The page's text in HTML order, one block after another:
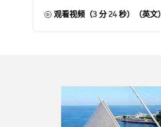
观看视频（3 分 24 秒）（英文）